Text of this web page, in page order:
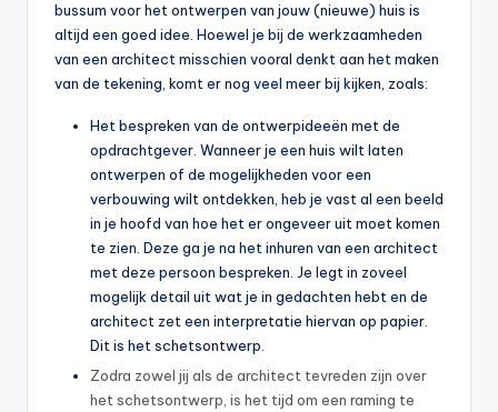
bussum voor het ontwerpen van jouw (nieuwe) huis is
altijd een goed idee. Hoewel je bij de werkzaamheden
van een architect misschien vooral denkt aan het maken
van de tekening, komt er nog veel meer bij kijken, zoals:
Het bespreken van de ontwerpideeën met de
opdrachtgever. Wanneer je een huis wilt laten
ontwerpen of de mogelijkheden voor een
verbouwing wilt ontdekken, heb je vast al een beeld
in je hoofd van hoe het er ongeveer uit moet komen
te zien. Deze ga je na het inhuren van een architect
met deze persoon bespreken. Je legt in zoveel
mogelijk detail uit wat je in gedachten hebt en de
architect zet een interpretatie hiervan op papier.
Dit is het schetsontwerp.
Zodra zowel jij als de architect tevreden zijn over
het schetsontwerp, is het tijd om een raming te